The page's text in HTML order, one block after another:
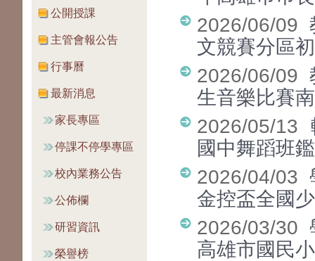
公開授課
主管會報公告
行事曆
最新消息
家長專區
停課不停學專區
校內業務公告
公佈欄
研習資訊
榮譽榜
2026/06/09
文競賽分區
2026/06/09
生音樂比賽
2026/05/13
國中舞蹈班
2026/04/03
金控盃全國
2026/03/30
高雄市國民